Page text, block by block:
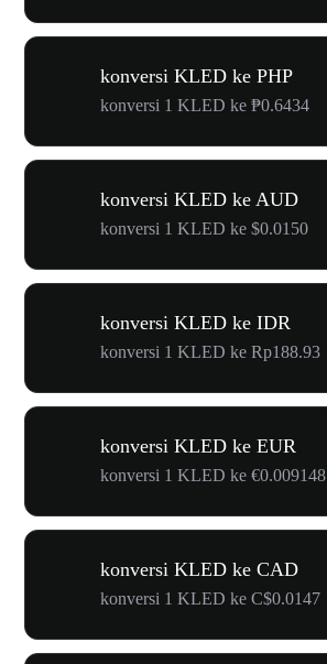
konversi KLED ke PHP
konversi 1 KLED ke ₱0.6434
konversi KLED ke AUD
konversi 1 KLED ke $0.0150
konversi KLED ke IDR
konversi 1 KLED ke Rp188.93
konversi KLED ke EUR
konversi 1 KLED ke €0.009148
konversi KLED ke CAD
konversi 1 KLED ke C$0.0147